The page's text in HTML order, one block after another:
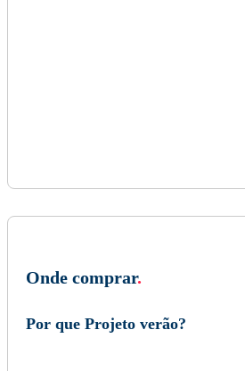
Onde comprar.
Por que Projeto verão?